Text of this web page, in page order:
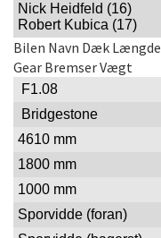
Nick Heidfeld (16)
Robert Kubica (17)
Bilen Navn Dæk Længde
Gear BremserVægt
F1.08
Bridgestone
4610 mm
1800 mm
1000 mm
Sporvidde (foran)